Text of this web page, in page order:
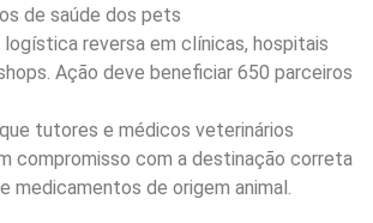
de saúde dos pets
logística reversa em clínicas, hospitais
Ação deve beneficiar 650 parceiros
tutores e médicos veterinários
compromisso com a destinação correta
medicamentos de origem animal.